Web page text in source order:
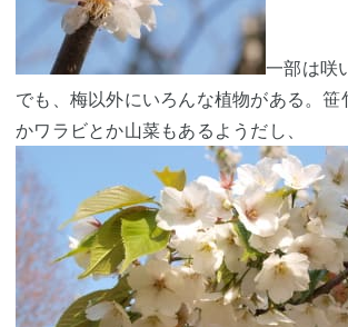
一部は咲
でも、梅以外にいろんな植物がある。笹
かワラビとか山菜もあるようだし、